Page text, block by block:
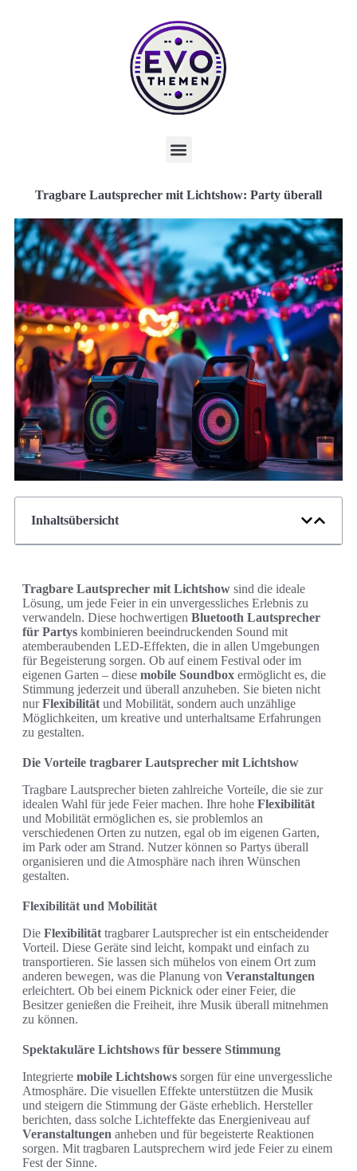
Tragbare Lautsprecher mit Lichtshow: Party überall
Inhaltsübersicht
Tragbare Lautsprecher mit Lichtshow sind die ideale
Lösung, um jede Feier in ein unvergessliches Erlebnis zu
verwandeln. Diese hochwertigen Bluetooth Lautsprecher
für Partys kombinieren beeindruckenden Sound mit
atemberaubenden LED-Effekten, die in allen Umgebungen
für Begeisterung sorgen. Ob auf einem Festival oder im
eigenen Garten – diese mobile Soundbox ermöglicht es, die
Stimmung jederzeit und überall anzuheben. Sie bieten nicht
nurFlexibilität und Mobilität, sondern auch unzählige
Möglichkeiten, um kreative und unterhaltsame Erfahrungen
zu gestalten.
Die Vorteile tragbarer Lautsprecher mit Lichtshow
Tragbare Lautsprecher bieten zahlreiche Vorteile, die sie zur
idealen Wahl für jede Feier machen. Ihre hohe Flexibilität
und Mobilität ermöglichen es, sie problemlos an
verschiedenen Orten zu nutzen, egal ob im eigenen Garten,
im Park oder am Strand. Nutzer können so Partys überall
organisieren und die Atmosphäre nach ihren Wünschen
gestalten.
Flexibilität und Mobilität
Die Flexibilität tragbarer Lautsprecher ist ein entscheidender
Vorteil. Diese Geräte sind leicht, kompakt und einfach zu
transportieren. Sie lassen sich mühelos von einem Ort zum
anderen bewegen, was die Planung von Veranstaltungen
erleichtert. Ob bei einem Picknick oder einer Feier, die
Besitzer genießen die Freiheit, ihre Musik überall mitnehmen
zu können.
Spektakuläre Lichtshows für bessere Stimmung
Integrierte mobile Lichtshows sorgen für eine unvergessliche
Atmosphäre. Die visuellen Effekte unterstützen die Musik
und steigern die Stimmung der Gäste erheblich. Hersteller
berichten, dass solche Lichteffekte das Energieniveau auf
Veranstaltungen anheben und für begeisterte Reaktionen
sorgen. Mit tragbaren Lautsprechern wird jede Feier zu einem
Fest der Sinne.